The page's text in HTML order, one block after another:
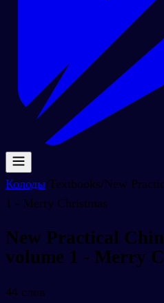
Колоды/Textbooks/New
1 - Merry Christmas
New Practical
volume 1 - Merry
44 слов